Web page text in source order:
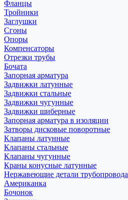
Фланцы
Тройники
Заглушки
Сгоны
Опоры
Компенсаторы
Отрезки трубы
Бочата
Запорная арматура
Задвижки латунные
Задвижки стальные
Задвижки чугунные
Задвижки шиберные
Запорная арматура в изоляции
Затворы дисковые поворотные
Клапаны латунные
Клапаны стальные
Клапаны чугунные
Краны конусные латунные
Нержавеющие детали трубопровода
Американка
Бочонок